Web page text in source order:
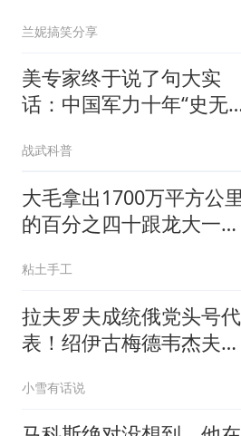
兰妮搞笑分享
美专家终于说了句大实
话：中国军力十年“史无
住了
战武科普
大毛拿出1700万平方公里
的百分之四十跟龙大一起
粘土手工
拉夫罗夫成统俄党头号代
表！绍伊古梅德韦杰夫双
懂了吗
小雪有话说